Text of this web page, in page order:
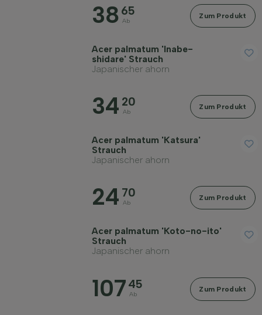
38 65
Ab
Zum Produkt
Acer palmatum 'Inabe-
shidare' Strauch
Japanischer ahorn
34 20
Ab
Zum Produkt
Acer palmatum 'Katsura'
Strauch
Japanischer ahorn
24 70
Ab
Zum Produkt
Acer palmatum 'Koto-no-ito'
Strauch
Japanischer ahorn
107 45
Ab
Zum Produkt